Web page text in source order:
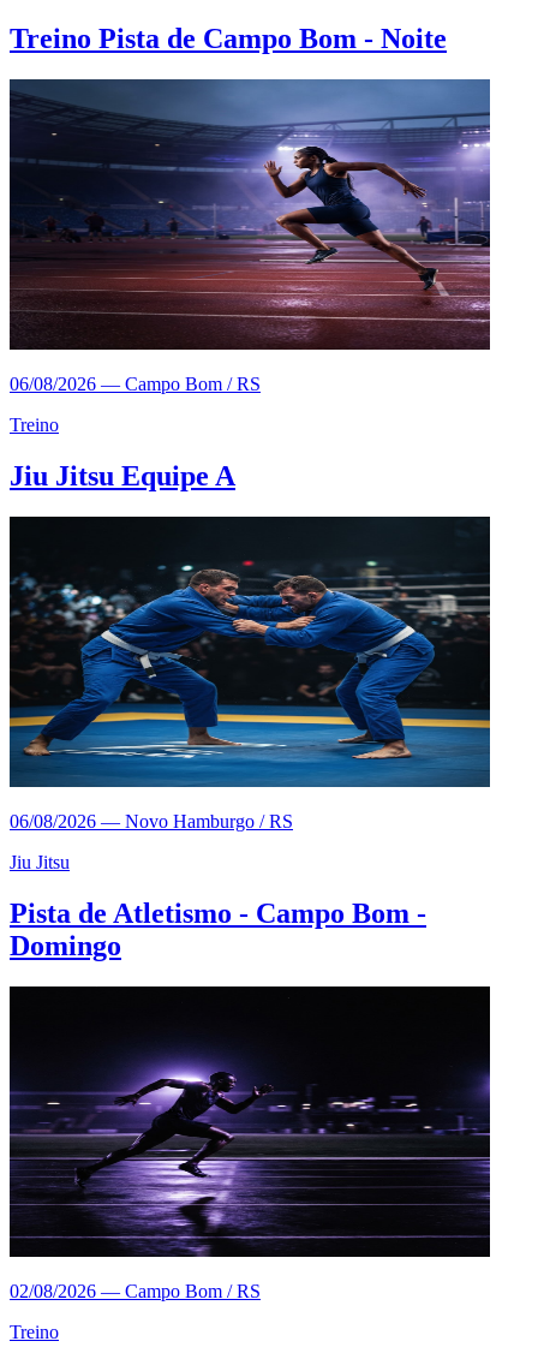
Treino Pista de Campo Bom - Noite
06/08/2026 — Campo Bom / RS
Treino
Jiu Jitsu Equipe A
06/08/2026 — Novo Hamburgo / RS
Jiu Jitsu
Pista de Atletismo - Campo Bom -
Domingo
02/08/2026 — Campo Bom / RS
Treino